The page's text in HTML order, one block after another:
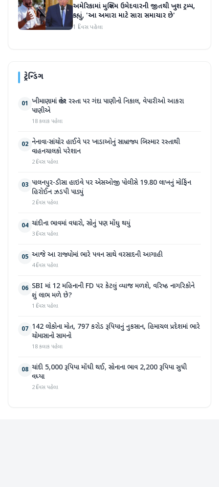
અમેરિકામાં મુસ્લિમ ઉમેદવારની જીતથી ખુશ ટ્રમ્પ,
કહ્યું, 'આ અમારા માટે સારા સમાચાર છે'
1 દિવસ પહેલા
ટ્રેન્ડિંગ
01 ખીમાણામાં જાહેર રસ્તા પર ગંદા પાણીનો નિકાલ, વેપારીઓ આકરા
પાણીએ
18 કલાક પહેલા
02 નેનાવા-સાંચોર હાઈવે પર ખાડાઓનું સામ્રાજ્ય બિસ્માર રસ્તાથી
વાહનચાલકો પરેશાન
2 દિવસ પહેલા
03 પાલનપુર-ડીસા હાઇવે પર એસઓજી પોલીસે 19.80 લાખનું મોર્ફિન
હિરોઈન ઝડપી પાડ્યું
2 દિવસ પહેલા
04 ચાંદીના ભાવમાં વધારો, સોનું પણ મોંઘુ થયું
3 દિવસ પહેલા
05 આજે આ રાજ્યોમાં ભારે પવન સાથે વરસાદની આગાહી
4 દિવસ પહેલા
06 SBI માં 12 મહિનાની FD પર કેટલું વ્યાજ મળશે, વરિષ્ઠ નાગરિકોને
શું લાભ મળે છે?
1 દિવસ પહેલા
07 142 લોકોના મોત, 797 કરોડ રૂપિયાનું નુકસાન, હિમાચલ પ્રદેશમાં ભારે
ચોમાસાનો સામનો
18 કલાક પહેલા
08 ચાંદી 5,000 રૂપિયા મોંઘી થઈ, સોનાના ભાવ 2,200 રૂપિયા સુધી
વધ્યા
2 દિવસ પહેલા